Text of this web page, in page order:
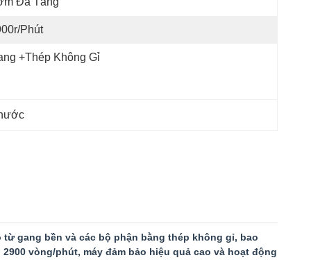
phút
+thép Không Gỉ
gang bền và các bộ phận bằng thép không gỉ, bao
vòng/phút, máy đảm bảo hiệu quả cao và hoạt động